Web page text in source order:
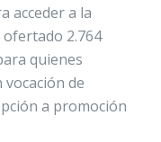
acceder a la
ofertado 2.764
quienes
de
a promoción